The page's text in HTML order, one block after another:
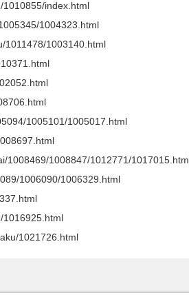
index.html
1004323.html
1011478/1003140.html
1005101/1005017.html
1008469/1008847/1012771/1017015.html
1006090/1006329.html
1021726.html